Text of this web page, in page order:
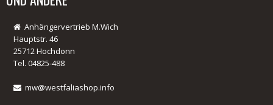
Anhängervertrieb M.Wich
Hauptstr. 46
25712 Hochdonn
Tel. 04825-488
mw@westfaliashop.info